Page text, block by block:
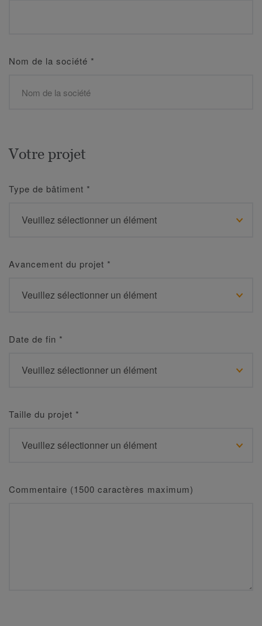
Nom de la société *
Votre projet
Type de bâtiment *
Avancement du projet *
Date de fin *
Taille du projet *
Commentaire (1500 caractères maximum)